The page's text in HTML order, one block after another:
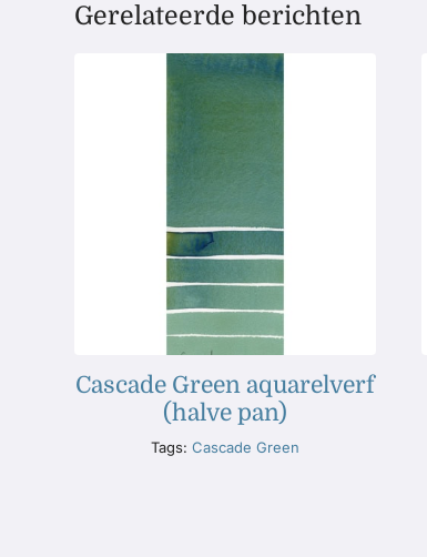
Gerelateerde berichten
Cascade Green aquarelverf
(halve pan)
Tags:Cascade Green